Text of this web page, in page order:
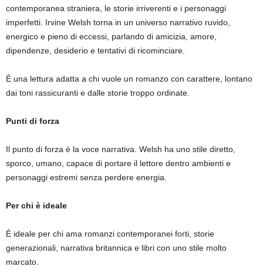
contemporanea straniera, le storie irriverenti e i personaggi
imperfetti. Irvine Welsh torna in un universo narrativo ruvido,
energico e pieno di eccessi, parlando di amicizia, amore,
dipendenze, desiderio e tentativi di ricominciare.
È una lettura adatta a chi vuole un romanzo con carattere, lontano
dai toni rassicuranti e dalle storie troppo ordinate.
Punti di forza
Il punto di forza è la voce narrativa. Welsh ha uno stile diretto,
sporco, umano, capace di portare il lettore dentro ambienti e
personaggi estremi senza perdere energia.
Per chi è ideale
È ideale per chi ama romanzi contemporanei forti, storie
generazionali, narrativa britannica e libri con uno stile molto
marcato.